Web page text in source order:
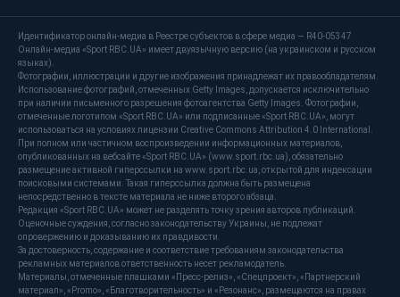
Идентификатор онлайн-медиа в Реестре субъектов в сфере медиа — R40-05347
Онлайн-медиа «Sport RBC.UA» имеет двуязычную версию (на украинском и русском
языках).
Фотографии, иллюстрации и другие изображения принадлежат их правообладателям.
Использование фотографий, отмеченных Getty Images, допускается исключительно
при наличии письменного разрешения фотоагентства Getty Images. Фотографии,
отмеченные логотипом «Sport RBC.UA» или подписанные «Sport RBC.UA», могут
использоваться на условиях лицензии Creative Commons Attribution 4.0 International.
При полном или частичном воспроизведении информационных материалов,
опубликованных на вебсайте «Sport RBC.UA» (www.sport.rbc.ua), обязательно
размещение активной гиперссылки на www.sport.rbc.ua, открытой для индексации
поисковыми системами. Такая гиперссылка должна быть размещена
непосредственно в тексте материала не ниже второго абзаца.
Редакция «Sport RBC.UA» может не разделять точку зрения авторов публикаций.
Оценочные суждения, согласно законодательству Украины, не подлежат
опровержению и доказыванию их правдивости.
За достоверность, содержание и соответствие требованиям законодательства
рекламных материалов ответственность несет рекламодатель.
Материалы, отмеченные плашками «Пресс-релиз», «Спецпроект», «Партнерский
материал», «Promo», «Благотворительность» и «Резонанс», размещаются на правах